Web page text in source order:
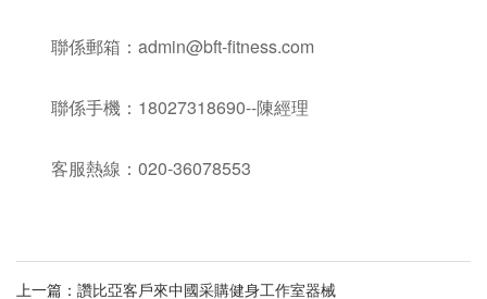
聯係郵箱：admin@bft-fitness.com
聯係手機：18027318690--陳經理
客服熱線：020-36078553
上一篇： 讚比亞客戶來中國采購健身工作室器械